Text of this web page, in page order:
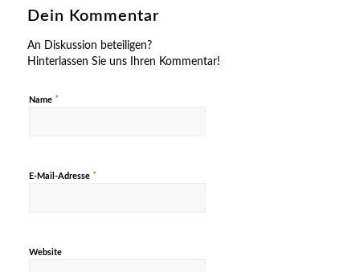
Dein Kommentar
An Diskussion beteiligen?
Hinterlassen Sie uns Ihren Kommentar!
Name *
E-Mail-Adresse *
Website